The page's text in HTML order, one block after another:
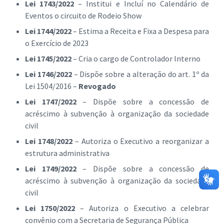
Lei 1743/2022 – Institui e Incluí no Calendário de
Eventos o circuito de Rodeio Show
Lei 1744/2022– Estima a Receita e Fixa a Despesa para
o Exercício de 2023
Lei 1745/2022– Cria o cargo de Controlador Interno
Lei 1746/2022– Dispõe sobre a alteração do art. 1º da
Lei 1504/2016 – Revogado
Lei 1747/2022– Dispõe sobre a concessão de
acréscimo à subvenção à organização da sociedade
civil
Lei 1748/2022– Autoriza o Executivo a reorganizar a
estrutura administrativa
Lei 1749/2022– Dispõe sobre a concessão de
acréscimo à subvenção à organização da sociedade
civil
Lei 1750/2022 – Autoriza o Executivo a celebrar
convênio com a Secretaria de Segurança Pública